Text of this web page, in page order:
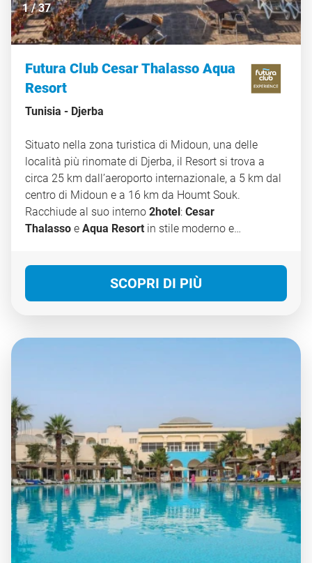
1/37
Futura Club Cesar Thalasso Aqua
Resort
Tunisia - Djerba
Situato nella zona turistica di Midoun, una delle
località più rinomate di Djerba, il Resort si trova a
circa 25 km dall’aeroporto internazionale, a 5 km dal
centro di Midoun e a 16 km da Houmt Souk.
Racchiude al suo interno 2hotel: Cesar
Thalasso e Aqua Resort in stile moderno e
paesaggio circostante e il grande parco di 12 ettari
che li ospita. Qui si vive la magica atmosfera tunisina
camminando tra viottoli e abitazioni come fosse una
SCOPRI DI PIÙ